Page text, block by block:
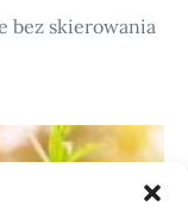
bez skierowania